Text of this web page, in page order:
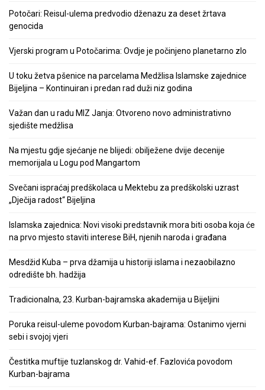
Potočari: Reisul-ulema predvodio dženazu za deset žrtava
genocida
Vjerski program u Potočarima: Ovdje je počinjeno planetarno zlo
U toku žetva pšenice na parcelama Medžlisa Islamske zajednice
Bijeljina – Kontinuiran i predan rad duži niz godina
Važan dan u radu MIZ Janja: Otvoreno novo administrativno
sjedište medžlisa
Na mjestu gdje sjećanje ne blijedi: obilježene dvije decenije
memorijala u Logu pod Mangartom
Svečani ispraćaj predškolaca u Mektebu za predškolski uzrast
„Dječija radost“ Bijeljina
Islamska zajednica: Novi visoki predstavnik mora biti osoba koja će
na prvo mjesto staviti interese BiH, njenih naroda i građana
Mesdžid Kuba – prva džamija u historiji islama i nezaobilazno
odredište bh. hadžija
Tradicionalna, 23. Kurban-bajramska akademija u Bijeljini
Poruka reisul-uleme povodom Kurban-bajrama: Ostanimo vjerni
sebi i svojoj vjeri
Čestitka muftije tuzlanskog dr. Vahid-ef. Fazlovića povodom
Kurban-bajrama